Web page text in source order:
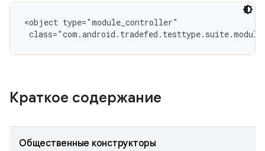
<object type="module_controller"
Краткое содержание
Общественные конструкторы